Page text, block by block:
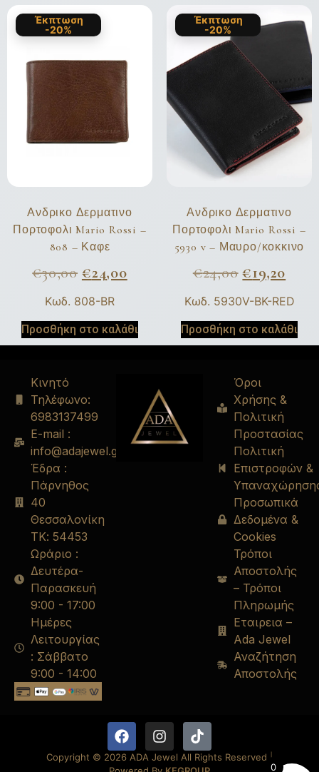
Έκπτωση
-20%
Ανδρικο Δερματινο
Πορτοφολι Mario Rossi –
808 – Καφε
€30,00 €24,00
Κωδ. 808-BR
Προσθήκη στο καλάθι
Έκπτωση
-20%
Ανδρικο Δερματινο
Πορτοφολι Mario Rossi –
5930 v – Μαυρο/κοκκινο
€24,00 €19,20
Κωδ. 5930V-BK-RED
Προσθήκη στο καλάθι
Κινητό
Τηλέφωνο:
6983137499
E-mail :
info@adajewel.gr
Έδρα :
Πάρνηθος
40
Θεσσαλονίκη
ΤΚ: 54453
Ωράριο :
Δευτέρα-
Παρασκευή
9:00 - 17:00
Ημέρες
Λειτουργίας
: Σάββατο
9:00 - 14:00
Όροι
Χρήσης &
Πολιτική
Προστασίας
Πολιτική
Επιστροφών &
Προσωπικά
Δεδομένα &
Cookies
Τρόποι
Αποστολής
– Τρόποι
Πληρωμής
Εταιρεια –
Ada Jewel
Αναζήτηση
Αποστολής
Copyright © 2026 ADA Jewel All Rights Reserved. |
0